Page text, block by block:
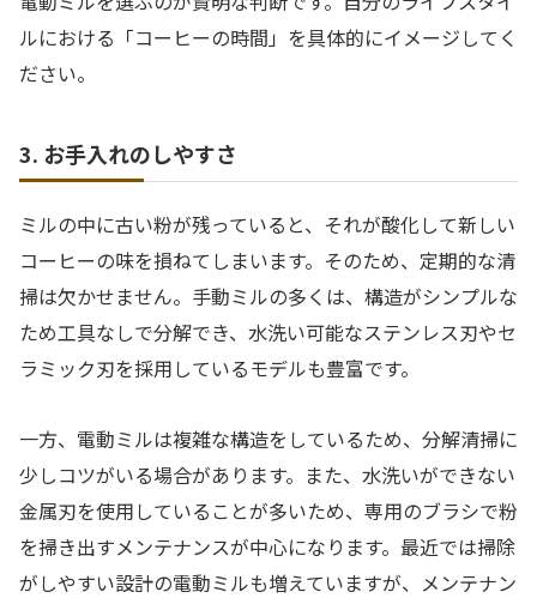
ルにおける「コーヒーの時間」を具体的にイメージしてく
ださい。
3. お手入れのしやすさ
ミルの中に古い粉が残っていると、それが酸化して新しい
コーヒーの味を損ねてしまいます。そのため、定期的な清
掃は欠かせません。手動ミルの多くは、構造がシンプルな
ため工具なしで分解でき、水洗い可能なステンレス刃やセ
ラミック刃を採用しているモデルも豊富です。
一方、電動ミルは複雑な構造をしているため、分解清掃に
少しコツがいる場合があります。また、水洗いができない
金属刃を使用していることが多いため、専用のブラシで粉
を掃き出すメンテナンスが中心になります。最近では掃除
がしやすい設計の電動ミルも増えていますが、メンテナン